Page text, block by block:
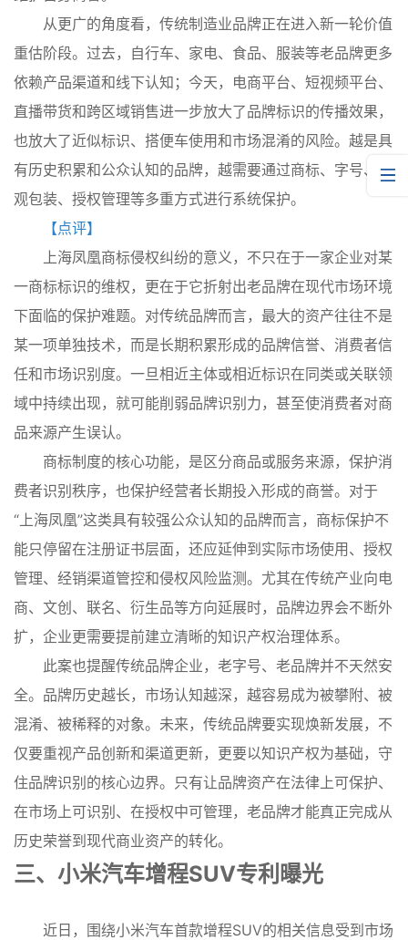
从更广的角度看，传统制造业品牌正在进入新一轮价值
重估阶段。过去，自行车、家电、食品、服装等老品牌更多
依赖产品渠道和线下认知；今天，电商平台、短视频平台、
直播带货和跨区域销售进一步放大了品牌标识的传播效果，
也放大了近似标识、搭便车使用和市场混淆的风险。越是具
有历史积累和公众认知的品牌，越需要通过商标、字号、外
观包装、授权管理等多重方式进行系统保护。
【点评】
上海凤凰商标侵权纠纷的意义，不只在于一家企业对某
一商标标识的维权，更在于它折射出老品牌在现代市场环境
下面临的保护难题。对传统品牌而言，最大的资产往往不是
某一项单独技术，而是长期积累形成的品牌信誉、消费者信
任和市场识别度。一旦相近主体或相近标识在同类或关联领
域中持续出现，就可能削弱品牌识别力，甚至使消费者对商
品来源产生误认。
商标制度的核心功能，是区分商品或服务来源，保护消
费者识别秩序，也保护经营者长期投入形成的商誉。对于
“上海凤凰”这类具有较强公众认知的品牌而言，商标保护不
能只停留在注册证书层面，还应延伸到实际市场使用、授权
管理、经销渠道管控和侵权风险监测。尤其在传统产业向电
商、文创、联名、衍生品等方向延展时，品牌边界会不断外
扩，企业更需要提前建立清晰的知识产权治理体系。
此案也提醒传统品牌企业，老字号、老品牌并不天然安
全。品牌历史越长，市场认知越深，越容易成为被攀附、被
混淆、被稀释的对象。未来，传统品牌要实现焕新发展，不
仅要重视产品创新和渠道更新，更要以知识产权为基础，守
住品牌识别的核心边界。只有让品牌资产在法律上可保护、
在市场上可识别、在授权中可管理，老品牌才能真正完成从
历史荣誉到现代商业资产的转化。
三、小米汽车增程SUV专利曝光
近日，围绕小米汽车首款增程SUV的相关信息受到市场